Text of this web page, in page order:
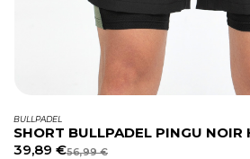
BULLPADEL
SHORT BULLPADEL PINGU NOIR
39,89 €56,99€